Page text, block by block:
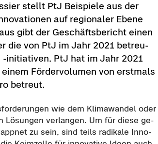
stellt PtJ Bei­spie­le aus der
auf re­gio­na­ler Ebene
gibt der Ge­schäfts­be­richt einen
die von PtJ im Jahr 2021 be­treu­
​initiativen. PtJ hat im Jahr 2021
För­der­vo­lu­men von erst­mals
be­treut.
wie dem Kli­ma­wan­del oder
Lö­sun­gen ver­lan­gen. Um für diese ge­
zu sein, sind teils ra­di­ka­le In­no­